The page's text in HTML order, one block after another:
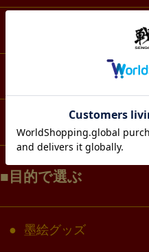
スマホ・IT・メディア
コラボ・キャラクター
目的で選ぶ
墨絵グッズ